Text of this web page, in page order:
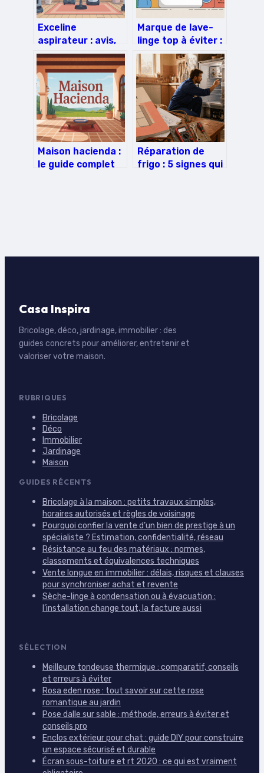
Exceline
aspirateur : avis,
comparatif et
guide d’achat
complet
Marque de lave-
linge top à éviter :
le guide pour ne
pas se tromper
Maison hacienda :
le guide complet
Réparation de
frigo : 5 signes qui
Casa Inspira
Bricolage, déco, jardinage, immobilier : des
guides concrets pour améliorer, entretenir et
valoriser votre maison.
RUBRIQUES
Bricolage
Déco
Immobilier
Jardinage
Maison
GUIDES RÉCENTS
Bricolage à la maison : petits travaux simples,
horaires autorisés et règles de voisinage
Pourquoi confier la vente d’un bien de prestige à un
spécialiste ? Estimation, confidentialité, réseau
Résistance au feu des matériaux : normes,
classements et équivalences techniques
Vente longue en immobilier : délais, risques et clauses
pour synchroniser achat et revente
Sèche-linge à condensation ou à évacuation :
l’installation change tout, la facture aussi
SÉLECTION
Meilleure tondeuse thermique : comparatif, conseils
et erreurs à éviter
Rosa eden rose : tout savoir sur cette rose
romantique au jardin
Pose dalle sur sable : méthode, erreurs à éviter et
conseils pro
Enclos extérieur pour chat : guide DIY pour construire
un espace sécurisé et durable
Écran sous-toiture et rt 2020 : ce qui est vraiment